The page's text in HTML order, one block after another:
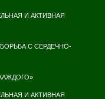
И АКТИВНАЯ
С СЕРДЕЧНО-
И АКТИВНАЯ